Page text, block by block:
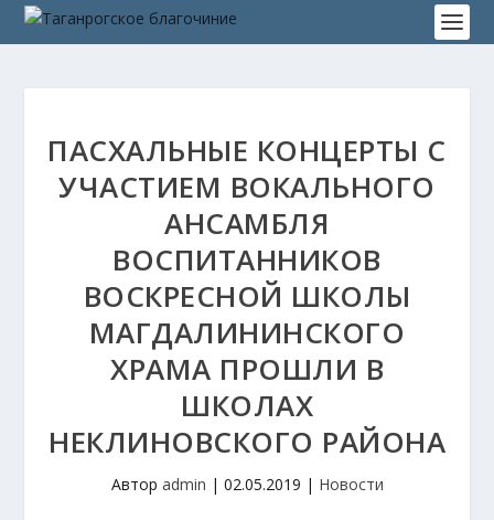
ПАСХАЛЬНЫЕ КОНЦЕРТЫ С
УЧАСТИЕМ ВОКАЛЬНОГО
АНСАМБЛЯ
ВОСПИТАННИКОВ
ВОСКРЕСНОЙ ШКОЛЫ
МАГДАЛИНИНСКОГО
ХРАМА ПРОШЛИ В
ШКОЛАХ
НЕКЛИНОВСКОГО РАЙОНА
Автор admin | 02.05.2019 | Новости